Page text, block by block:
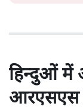
हिन्दुओं में
आरएसएस